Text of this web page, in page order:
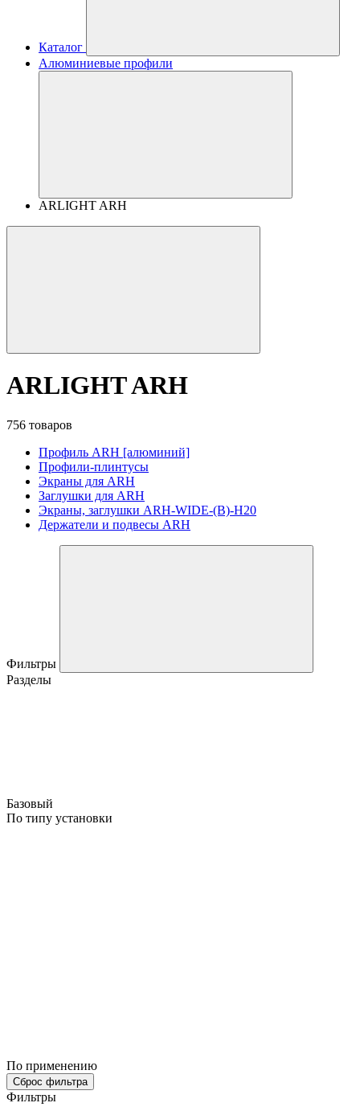
Каталог
Алюминиевые профили
ARLIGHT ARH
ARLIGHT ARH
756 товаров
Профиль ARH [алюминий]
Профили-плинтусы
Экраны для ARH
Заглушки для ARH
Экраны, заглушки ARH-WIDE-(B)-H20
Держатели и подвесы ARH
Фильтры
Разделы
Базовый
По типу установки
По применению
Сброс фильтра
Фильтры